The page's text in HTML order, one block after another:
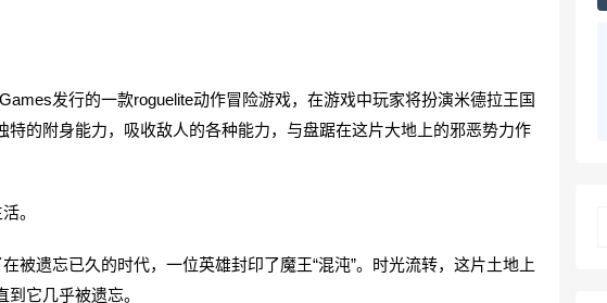
发行的一款roguelite动作冒险游戏，在游戏中玩家将扮演米德拉王国
的附身能力，吸收敌人的各种能力，与盘踞在这片大地上的邪恶势力作
。
遗忘已久的时代，一位英雄封印了魔王“混沌”。时光流转，这片土地上
它几乎被遗忘。